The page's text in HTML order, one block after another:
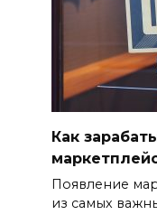
Как
Появление
из самых